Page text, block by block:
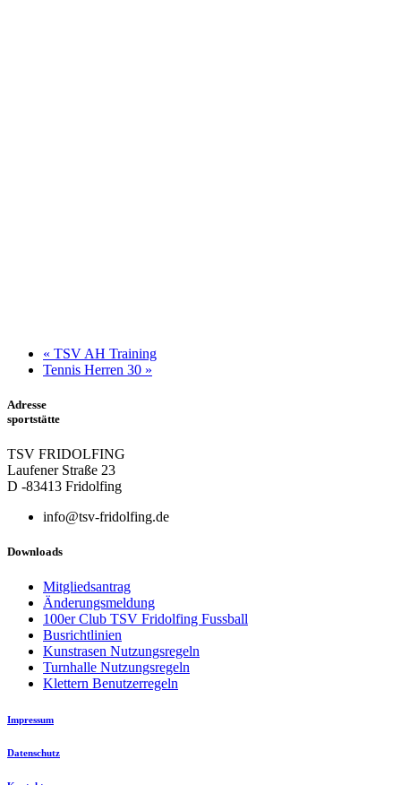
« TSV AH Training
Tennis Herren 30 »
Adresse
sportstätte
TSV FRIDOLFING
Laufener Straße 23
D -83413 Fridolfing
info@tsv-fridolfing.de
Downloads
Mitgliedsantrag
Änderungsmeldung
100er Club TSV Fridolfing Fussball
Busrichtlinien
Kunstrasen Nutzungsregeln
Turnhalle Nutzungsregeln
Klettern Benutzerregeln
Impressum
Datenschutz